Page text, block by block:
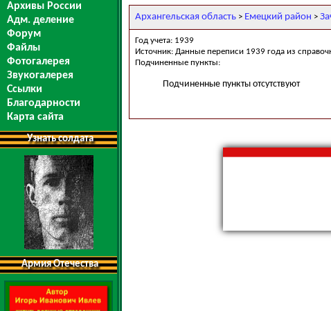
Архивы России
Адм. деление
Форум
Файлы
Фотогалерея
Звукогалерея
Ссылки
Благодарности
Карта сайта
Узнать солдата
Армия Отечества
Архангельская область > Емецкий район >
Год учета: 1939
Источник: Данные переписи 1939 года из
Подчиненные пункты:
Подчиненные пункты отсутствуют